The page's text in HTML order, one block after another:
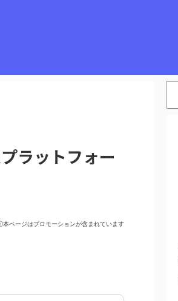
ラットフォー
ページはプロモーションが含まれています